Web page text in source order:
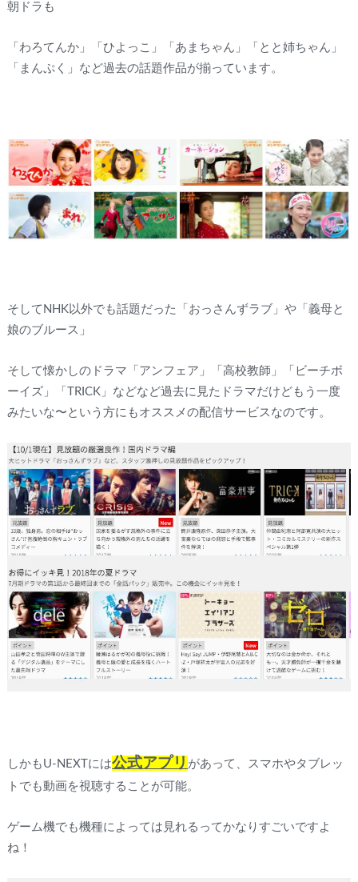
朝ドラも
「わろてんか」「ひよっこ」「あまちゃん」「とと姉ちゃん」
「まんぷく」など過去の話題作品が揃っています。
そしてNHK以外でも話題だった「おっさんずラブ」や「義母と
娘のブルース」
そして懐かしのドラマ「アンフェア」「高校教師」「ビーチボ
ーイズ」「TRICK」などなど過去に見たドラマだけどもう一度
みたいな〜という方にもオススメの配信サービスなのです。
しかもU-NEXTには公式アプリ があって、スマホやタブレッ
トでも動画を視聴することが可能。
ゲーム機でも機種によっては見れるってかなりすごいですよ
ね！